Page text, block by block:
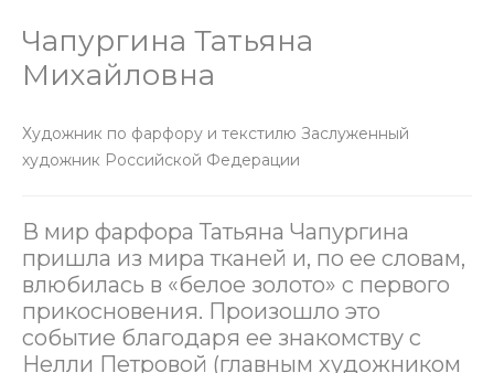
Чапургина Татьяна
Михайловна
Художник по фарфору и текстилю Заслуженный
художник Российской Федерации
В мир фарфора Татьяна Чапургина
пришла из мира тканей и, по ее словам,
влюбилась в «белое золото» с первого
прикосновения. Произошло это
событие благодаря ее знакомству с
Нелли Петровой (главным художником